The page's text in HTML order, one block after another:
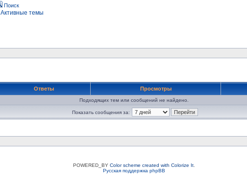
Поиск
Активные темы
Ответы Просмотры
Подходящих тем или сообщений не найдено.
Показать сообщения за:
POWERED_BY Color scheme created with Colorize It.
Русская поддержка phpBB